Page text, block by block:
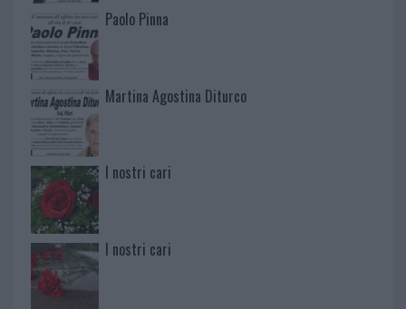
Paolo Pinna
Martina Agostina Diturco
I nostri cari
I nostri cari